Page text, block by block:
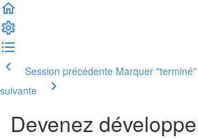
Session précédente Marquer
suivante
Devenez